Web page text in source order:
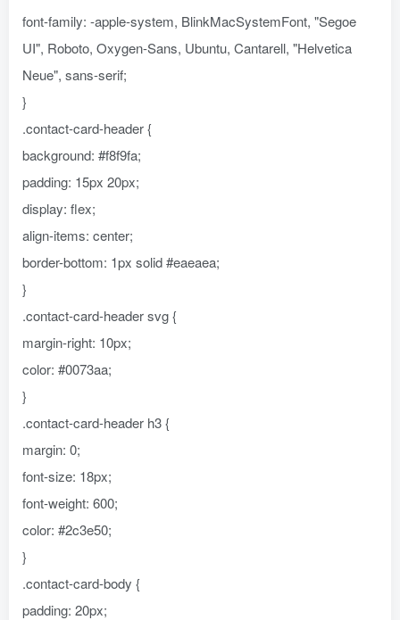
font-family: -apple-system, BlinkMacSystemFont, "Segoe
UI", Roboto, Oxygen-Sans, Ubuntu, Cantarell, "Helvetica
Neue", sans-serif;
}
.contact-card-header {
background: #f8f9fa;
padding: 15px 20px;
display: flex;
align-items: center;
border-bottom: 1px solid #eaeaea;
}
.contact-card-header svg {
margin-right: 10px;
color: #0073aa;
}
.contact-card-header h3 {
margin: 0;
font-size: 18px;
font-weight: 600;
color: #2c3e50;
}
.contact-card-body {
padding: 20px;